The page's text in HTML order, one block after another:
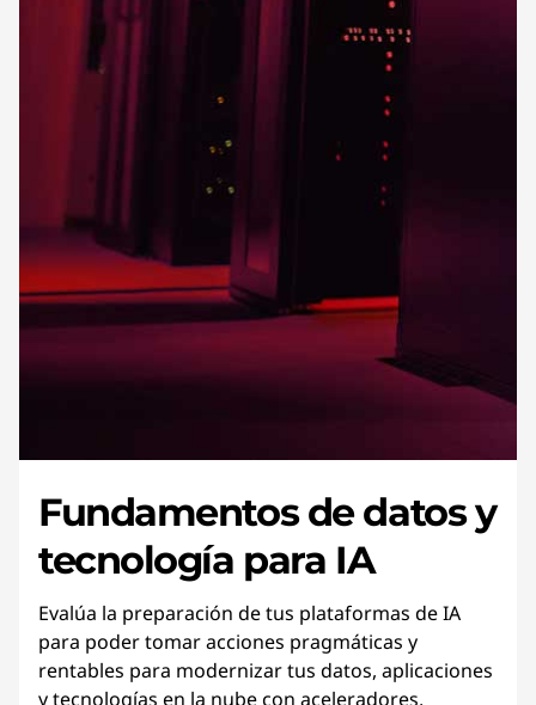
Fundamentos de datos y
tecnología para IA
Evalúa la preparación de tus plataformas de IA
para poder tomar acciones pragmáticas y
rentables para modernizar tus datos, aplicaciones
y tecnologías en la nube con aceleradores,